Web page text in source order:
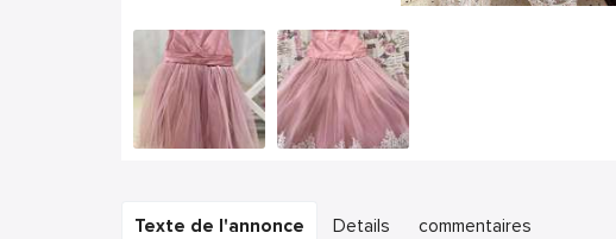
Texte de l'annonce Details commentaires